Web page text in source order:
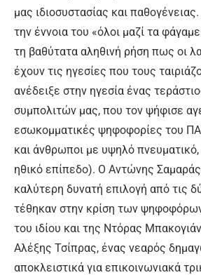
μας ιδιοσυστασίας και
την έννοια του «όλοι μαζί τα
τη βαθύτατα αληθινή ρήση πως οι
έχουν τις ηγεσίες που τους
ανέδειξε στην ηγεσία ένας
συμπολιτών μας, που τον ψήφισε
εσωκομματικές ψηφοφορίες του
και άνθρωποι με υψηλό
ηθικό επίπεδο). Ο Αντώνης
καλύτερη δυνατή επιλογή από τις
τέθηκαν στην κρίση των
του ιδίου και της Ντόρας
Αλέξης Τσίπρας, ένας νεαρός
αποκλειστικά για επικοινωνιακά